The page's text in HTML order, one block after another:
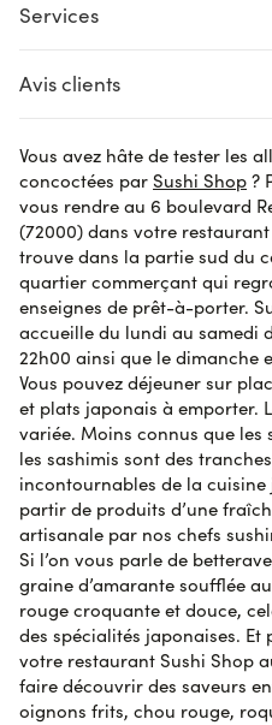
Services
CLICK AND COLLECT
Avis clients
Caroline M.le 29 octobre 2023
Au top
Lornella J.le 27 octobre 2023
Rien à dire mon fils a
insuffisante tellement
Nathalie M.le 27 octobre 2023
Très bien. Un livreur au
Frederik S. le 27 octobre 2023
Surprenant
Rachid C.le 26 octobre 2023
Toujours satisfait
Vous avez hâte de tester les
concoctées par Sushi Shop ?
vous rendre au 6 boulevard
(72000) dans votre
trouve dans la partie sud du
quartier commerçant qui
enseignes de prêt-à-porter.
accueille du lundi au samedi
22h00 ainsi que le dimanche
Vous pouvez déjeuner sur
et plats japonais à emporter.
variée. Moins connus que
les sashimis sont des
incontournables de la
partir de produits d’une
artisanale par nos chefs
Si l’on vous parle de
graine d’amarante soufflée
rouge croquante et douce,
des spécialités japonaises.
votre restaurant Sushi Shop
faire découvrir des saveurs
oignons frits, chou rouge,